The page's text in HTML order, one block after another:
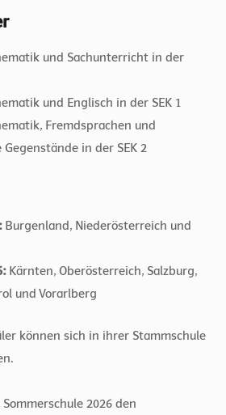
und Sachunterricht in der
und Englisch in der SEK 1
Fremdsprachen und
in der SEK 2
Burgenland, Niederösterreich und
Kärnten, Oberösterreich, Salzburg,
und Vorarlberg
können sich in ihrer Stammschule
Sommerschule 2026 den